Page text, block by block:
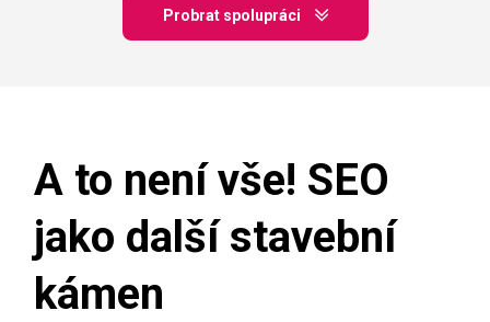
Probrat spolupráci
A to není vše! SEO
jako další stavební
kámen